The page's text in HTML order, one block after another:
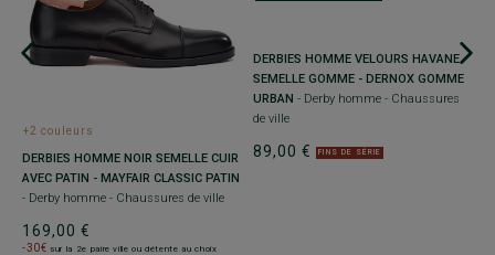
+2 couleurs
DERBIES HOMME NOIR SEMELLE CUIR
AVEC PATIN - MAYFAIR CLASSIC PATIN
- Derby homme - Chaussures de ville
169,00 €
-30€ sur la 2e paire ville ou détente au choix
DERBIES HOMME VELOURS HAVANE
SEMELLE GOMME - DERNOX GOMME
URBAN - Derby homme - Chaussures
de ville
89,00 € FINS DE SÉRIE